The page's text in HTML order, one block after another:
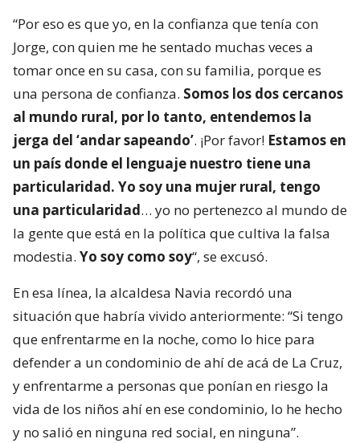
“Por eso es que yo, en la confianza que tenía con
Jorge, con quien me he sentado muchas veces a
tomar once en su casa, con su familia, porque es
una persona de confianza. Somos los dos cercanos
al mundo rural, por lo tanto, entendemos la
jerga del ‘andar sapeando’. ¡Por favor! Estamos en
un país donde el lenguaje nuestro tiene una
particularidad. Yo soy una mujer rural, tengo
una particularidad… yo no pertenezco al mundo de
la gente que está en la política que cultiva la falsa
modestia. Yo soy como soy“, se excusó.
En esa línea, la alcaldesa Navia recordó una
situación que habría vivido anteriormente: “Si tengo
que enfrentarme en la noche, como lo hice para
defender a un condominio de ahí de acá de La Cruz,
y enfrentarme a personas que ponían en riesgo la
vida de los niños ahí en ese condominio, lo he hecho
y no salió en ninguna red social, en ninguna”.